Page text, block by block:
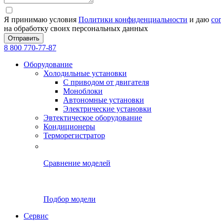
Я принимаю условия Политики конфиденциальности и даю
на обработку своих персональных данных
Отправить
8 800 770-77-87
Оборудование
Холодильные установки
С приводом от двигателя
Моноблоки
Автономные установки
Электрические установки
Эвтектическое оборудование
Кондиционеры
Терморегистратор
Сравнение моделей
Подбор модели
Сервис